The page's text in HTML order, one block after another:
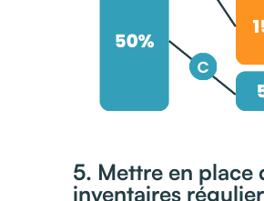
5. Mettre en place
inventaires